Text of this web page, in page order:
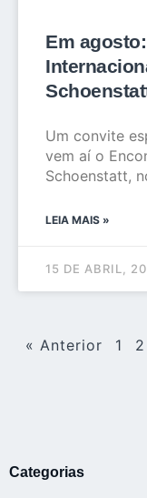
Em
Um convite
vem aí o
Schoenstatt,
LEIA MAIS »
15 DE ABRIL,
« Anterior 1 2
Categorias